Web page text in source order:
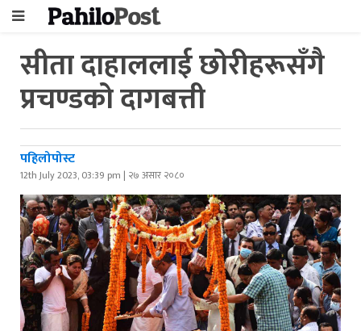
सीता दाहाललाई छोरीहरूसँगै
प्रचण्डको दागबत्ती
पहिलोपोस्ट
12th July 2023, 03:39 pm | २७ असार २०८०